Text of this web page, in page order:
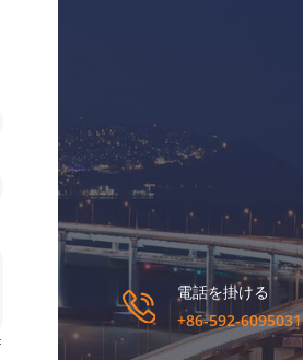
電話を掛ける
+86-592-6095031